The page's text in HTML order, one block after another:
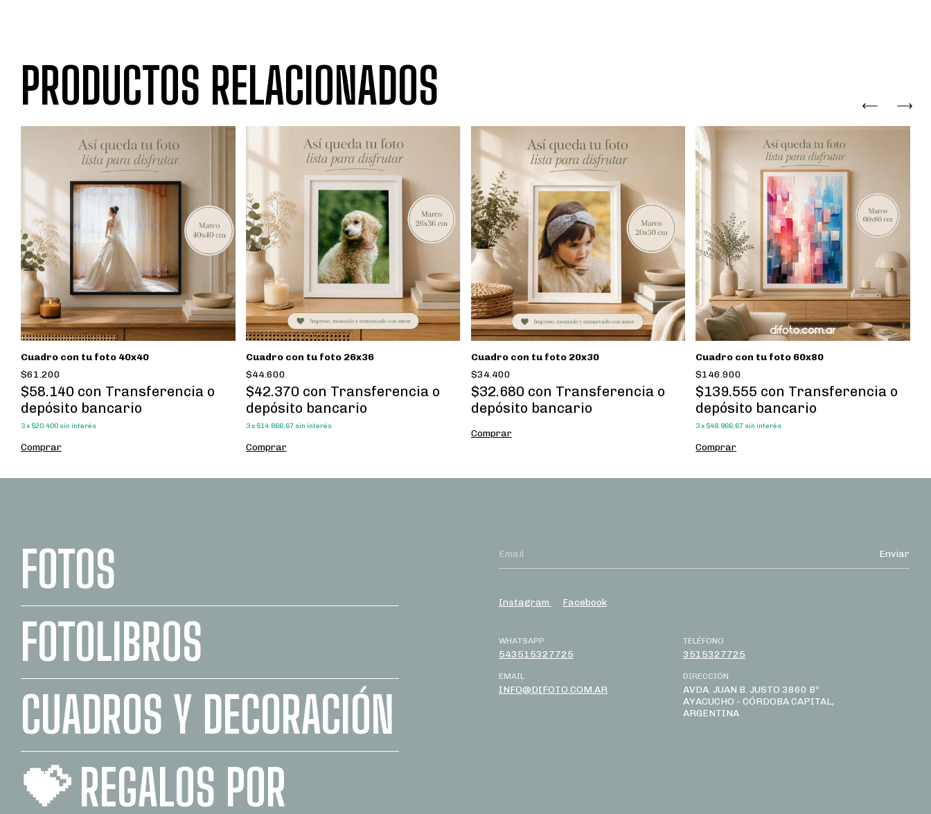
PRODUCTOS RELACIONADOS
Cuadro con tu foto 40x40
$61.200
$58.140 con Transferencia o
depósito bancario
3x $20.400 sin interés
Comprar
Cuadro con tu foto 26x36
$44.600
$42.370 con Transferencia o
depósito bancario
3x $14.866,67 sin interés
Comprar
Cuadro con tu foto 20x30
$34.400
$32.680 con Transferencia o
depósito bancario
Comprar
Cuadro con tu foto 60x80
$146.900
$139.555 con Transferencia o
depósito bancario
3x $48.966,67 sin interés
Comprar
FOTOS
FOTOLIBROS
CUADROS Y DECORACIÓN
💝 REGALOS POR
Instagram Facebook
WHATSAPP
543515327725
TELÉFONO
3515327725
EMAIL
INFO@DIFOTO.COM.AR
DIRECCIÓN
AVDA. JUAN B. JUSTO 3860 Bº
AYACUCHO - CÓRDOBA CAPITAL,
ARGENTINA